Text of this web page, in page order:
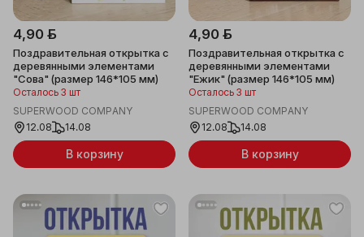
4,90 ƃ
Поздравительная открытка с
деревянными элементами
"Сова" (размер 146*105 мм)
Осталось 3 шт
SUPERWOOD COMPANY
12.08
14.08
В корзину
4,90 ƃ
Поздравительная открытка с
деревянными элементами
"Ежик" (размер 146*105 мм)
Осталось 3 шт
SUPERWOOD COMPANY
12.08
14.08
В корзину